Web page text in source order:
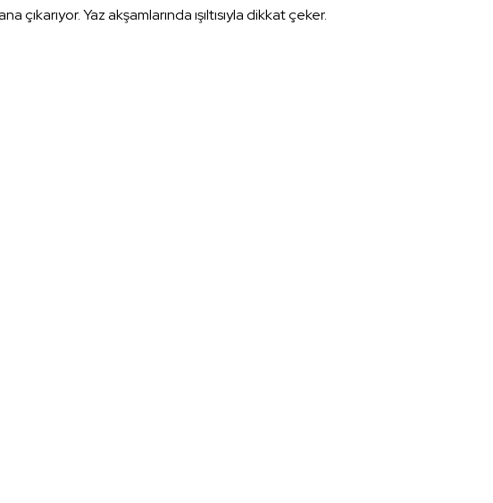
Yaz akşamlarında ışıltısıyla dikkat çeker.